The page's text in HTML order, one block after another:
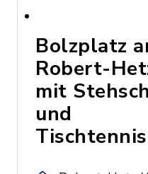
Bolzplatz
Robert-
mit
und